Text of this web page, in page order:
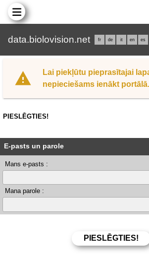
data.biolovision.net fr de it en es
Lai piekļūtu pieprasītajai
nepieciešams ienākt portālā.
PIESLĒGTIES!
E-pasts un parole
Mans e-pasts :
Mana parole :